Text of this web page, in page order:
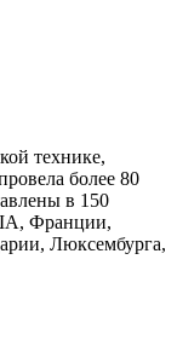
технике,
более 80
в 150
Франции,
Люксембурга,